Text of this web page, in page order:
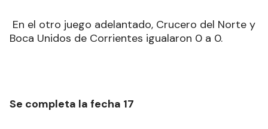
En el otro juego adelantado, Crucero del Norte y
Boca Unidos de Corrientes igualaron 0 a 0.
Se completa la fecha 17